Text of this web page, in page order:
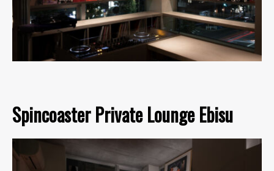
Spincoaster Private Lounge Ebisu